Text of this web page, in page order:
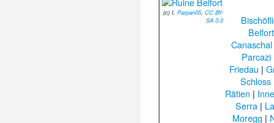
(c) I,Parpan05,CC BY-
SA 3.0
Belfort
Canaschal
Parcazi
Friedau |
Schloss
Rätien |
Serra|
Moregg |